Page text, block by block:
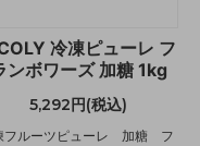
冷凍ピューレ フ
ンボワーズ 加糖 1kg
5,292円(税込)
フルーツピューレ 加糖 フ